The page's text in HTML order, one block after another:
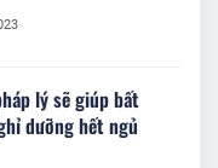
lý sẽ giúp bất
dưỡng hết ngủ